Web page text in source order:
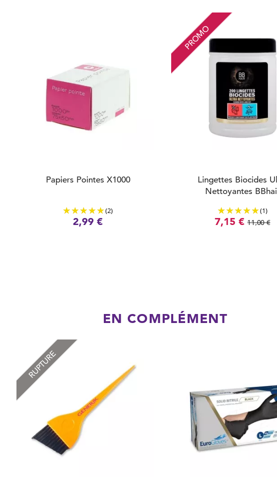
Papiers Pointes X1000
(2)
2,99 €
PROMO
Lingettes Biocides
Nettoyantes
(1)
7,15 € 11,00 €
EN COMPLÉMENT
RUPTURE